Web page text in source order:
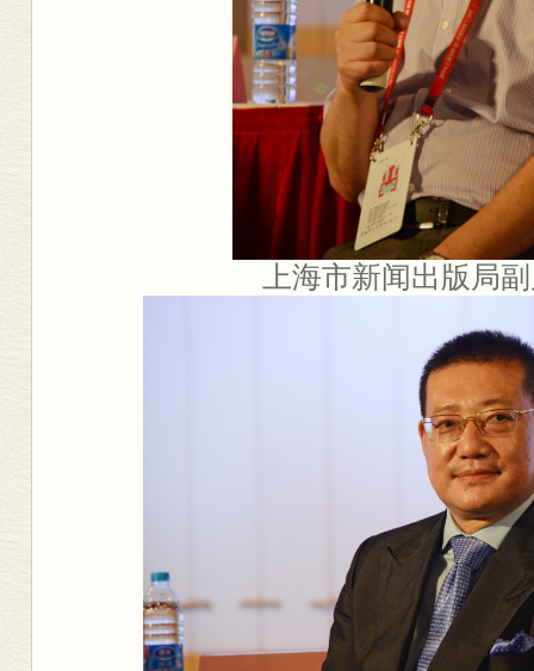
上海市新闻出版局